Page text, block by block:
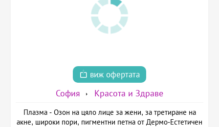
виж офертата
София Красота и Здраве
Плазма - Озон на цяло лице за жени, за третиране на
акне, широки пори, пигментни петна от Дермо-Естетичен